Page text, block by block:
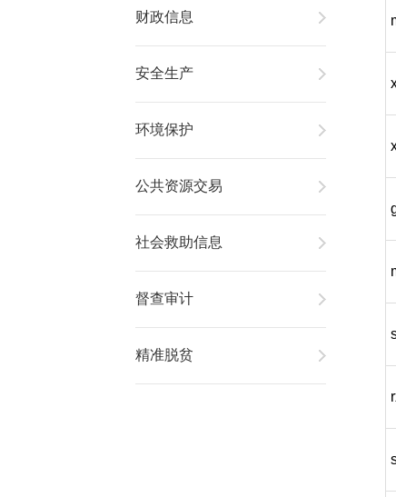
财政信息
安全生产
环境保护
公共资源交易
社会救助信息
督查审计
精准脱贫